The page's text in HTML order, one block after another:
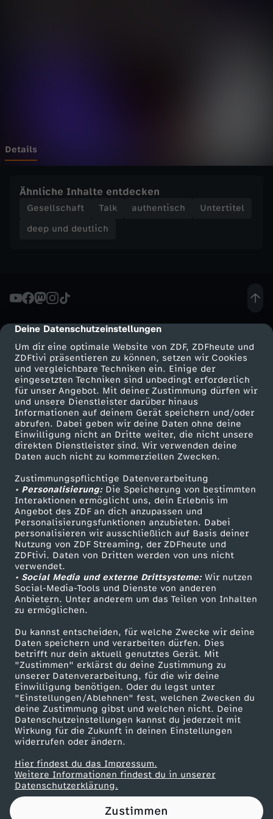
cmp-dialog-description
Deine Datenschutzeinstellungen
Um dir eine optimale Website von ZDF, ZDFheute und
ZDFtivi präsentieren zu können, setzen wir Cookies
und vergleichbare Techniken ein. Einige der
eingesetzten Techniken sind unbedingt erforderlich
für unser Angebot. Mit deiner Zustimmung dürfen wir
und unsere Dienstleister darüber hinaus
Informationen auf deinem Gerät speichern und/oder
abrufen. Dabei geben wir deine Daten ohne deine
Einwilligung nicht an Dritte weiter, die nicht unsere
direkten Dienstleister sind. Wir verwenden deine
Daten auch nicht zu kommerziellen Zwecken.
Zustimmungspflichtige Datenverarbeitung
• Personalisierung:Die Speicherung von bestimmten
Interaktionen ermöglicht uns, dein Erlebnis im
Angebot des ZDF an dich anzupassen und
Personalisierungsfunktionen anzubieten. Dabei
personalisieren wir ausschließlich auf Basis deiner
Nutzung von ZDF Streaming, der ZDFheute und
ZDFtivi. Daten von Dritten werden von uns nicht
verwendet.
• Social Media und externe Drittsysteme:Wir nutzen
Social-Media-Tools und Dienste von anderen
Anbietern. Unter anderem um das Teilen von Inhalten
zu ermöglichen.
Du kannst entscheiden, für welche Zwecke wir deine
Daten speichern und verarbeiten dürfen. Dies
betrifft nur dein aktuell genutztes Gerät. Mit
"Zustimmen" erklärst du deine Zustimmung zu
unserer Datenverarbeitung, für die wir deine
Einwilligung benötigen. Oder du legst unter
"Einstellungen/Ablehnen" fest, welchen Zwecken du
deine Zustimmung gibst und welchen nicht. Deine
Datenschutzeinstellungen kannst du jederzeit mit
Wirkung für die Zukunft in deinen Einstellungen
widerrufen oder ändern.
Hier findest du das Impressum.
Weitere Informationen findest du in unserer
Datenschutzerklärung.
Zustimmen
i
h
o
d
u
r
c
h
N
o
e
l
R
o
b
i
n
s
o
n
Details
Ähnliche Inhalte entdecken
Gesellschaft Talk authentisch
Untertitel
deep und deutlich
Mehr ZDF
ZDF-Apps
Smart TV
ZDFtext
Livestreams
Sendungen A-Z
TV-Programm
Service
ZDFmitreden
Kontakt zum ZDF
Tickets
Zuschauerservice
Hilfe
ZDF Unternehmen
Karriere
ZDF goes Schule
Werbefernsehen
Mainzelmännchen
Partner